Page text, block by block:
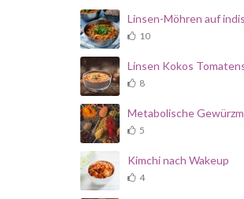
Linsen-Möhren auf
10
Linsen Kokos
8
Metabolische
5
Kimchi nach Wakeup
4